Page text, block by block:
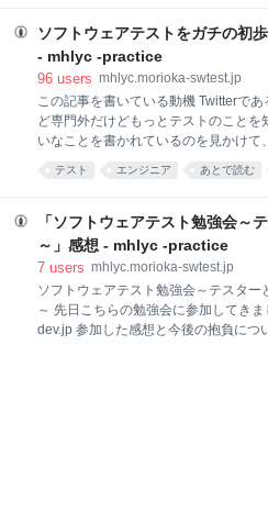
ンションが上がりました。
teamomusoba.hatenablog.com エンジ
とキレられたバグ票ワースト5 さて本
票など呼び方は様々だとは思いますが
テストでバグを見つけた時にそれを報
を作ると思います。 今回はそんなバグ
過去にやらかしてきた選りすぐりのワ
ただきた
ソフトウェアテストをガチの初
- mhlyc -practice
96 users mhlyc.morioka-swtest.jp
この記事を書いている動機 Twitterであ
ど専門外だけどもっとテストのことを
いなことを書かれているのを見かけて
に直接リプライしようかと思ったので
たらガチの初歩からテストの勉強した
として書くことにしました。 目次は
心者の方でもわかるような資料を選ん
記事を書いている動機 テスト入門にち
た新人が読むべき最初の記事 この3冊
最初から全てを読まなくてもいい 何は
章（導入部）」は絶対に読もう 「仕様
テスト エンジニア あとで読む
「ソフトウェアテスト勉強会～
～」感想 - mhlyc -practice
7 users mhlyc.morioka-swtest.jp
ソフトウェアテスト勉強会～テスター
～ 先日こちらの勉強会に参加してき
dev.jp 参加した感想と今後の抱負につ